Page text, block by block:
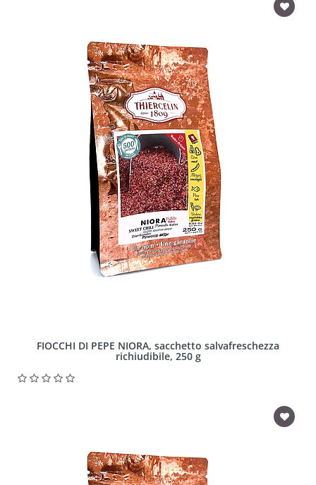
FIOCCHI DI PEPE NIORA, sacchetto salvafreschezza
richiudibile, 250 g